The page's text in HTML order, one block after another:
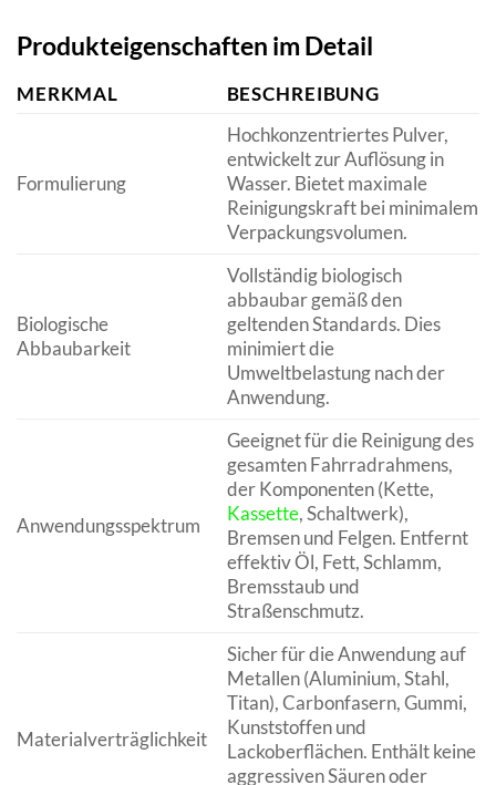
Produkteigenschaften im Detail
MERKMAL BESCHREIBUNG
Formulierung
Hochkonzentriertes Pulver,
entwickelt zur Auflösung in
Wasser. Bietet maximale
Reinigungskraft bei minimalem
Verpackungsvolumen.
Biologische
Abbaubarkeit
Vollständig biologisch
abbaubar gemäß den
geltenden Standards. Dies
minimiert die
Umweltbelastung nach der
Anwendung.
Anwendungsspektrum
Geeignet für die Reinigung des
gesamten Fahrradrahmens,
der Komponenten (Kette,
Kassette, Schaltwerk),
Bremsen und Felgen. Entfernt
effektiv Öl, Fett, Schlamm,
Bremsstaub und
Straßenschmutz.
Materialverträglichkeit
Sicher für die Anwendung auf
Metallen (Aluminium, Stahl,
Titan), Carbonfasern, Gummi,
Kunststoffen und
Lackoberflächen. Enthält keine
aggressiven Säuren oder